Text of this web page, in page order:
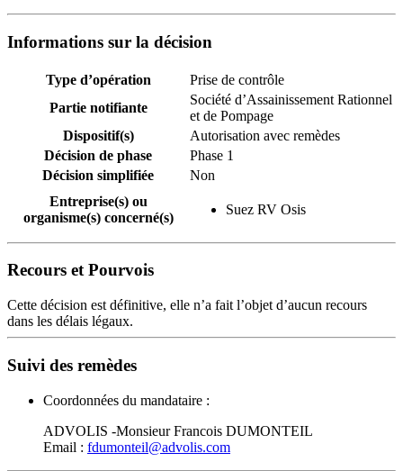
Informations sur la décision
Type d’opération
Prise de contrôle
Partie notifiante
Société d’Assainissement Rationnel
et de Pompage
Dispositif(s)
Autorisation avec remèdes
Décision de phase
Phase 1
Décision simplifiée
Non
Entreprise(s) ou
organisme(s) concerné(s)
Suez RV Osis
Recours et Pourvois
Cette décision est définitive, elle n’a fait l’objet d’aucun recours
dans les délais légaux.
Suivi des remèdes
Coordonnées du mandataire :
ADVOLIS -Monsieur Francois DUMONTEIL
Email : fdumonteil@advolis.com